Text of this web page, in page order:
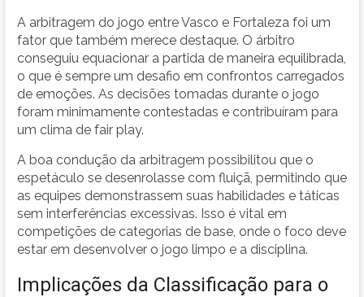
A arbitragem do jogo entre Vasco e Fortaleza foi um
fator que também merece destaque. O árbitro
conseguiu equacionar a partida de maneira equilibrada,
o que é sempre um desafio em confrontos carregados
de emoções. As decisões tomadas durante o jogo
foram minimamente contestadas e contribuíram para
um clima de fair play.
A boa condução da arbitragem possibilitou que o
espetáculo se desenrolasse com fluiçã, permitindo que
as equipes demonstrassem suas habilidades e táticas
sem interferências excessivas. Isso é vital em
competições de categorias de base, onde o foco deve
estar em desenvolver o jogo limpo e a disciplina.
Implicações da Classificação para o